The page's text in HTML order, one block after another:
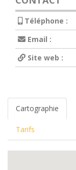
Téléphone :
Email :
Site web :
Cartographie
Tarifs